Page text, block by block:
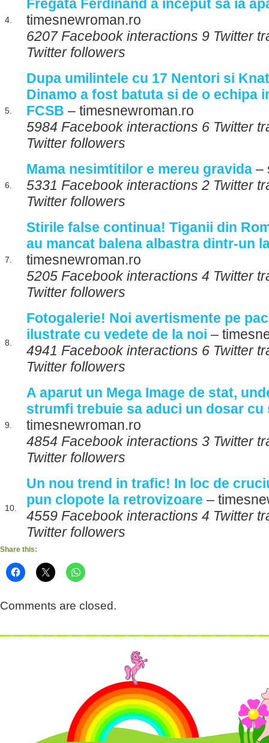
4.
Fregata Ferdinand a inceput sa ia
timesnewroman.ro
6207 Facebook interactions 9 Twitter
Twitter followers
5.
Dupa umilintele cu 17 Nentori si
Dinamo a fost batuta si de o echipa
FCSB – timesnewroman.ro
5984 Facebook interactions 6 Twitter
Twitter followers
6.
Mama nesimtitilor e mereu gravida –
5331 Facebook interactions 2 Twitter
Twitter followers
7.
Stirile false continua! Tiganii din
au mancat balena albastra dintr-un
timesnewroman.ro
5205 Facebook interactions 4 Twitter
Twitter followers
8.
Fotogalerie! Noi avertismente pe
ilustrate cu vedete de la noi –
4941 Facebook interactions 6 Twitter
Twitter followers
9.
A aparut un Mega Image de stat,
strumfi trebuie sa aduci un dosar cu
timesnewroman.ro
4854 Facebook interactions 3 Twitter
Twitter followers
10.
Un nou trend in trafic! In loc de
pun clopote la retrovizoare –
4559 Facebook interactions 4 Twitter
Twitter followers
Share this:
Comments are closed.